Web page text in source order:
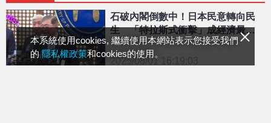
本系統使用cookies, 繼續使用本網站表示您接受我們
的隱私權政策和cookies的使用。
石破內閣倒數中！日本民意轉向民
生 「特拉斯式衝擊」成經濟最大
警訊
2025/08/01 16:19:03